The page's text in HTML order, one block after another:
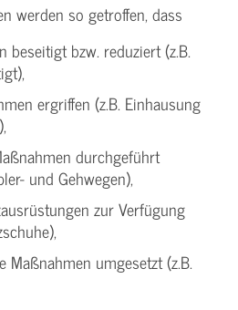
werden so getroffen, dass
beseitigt bzw. reduziert (z.B.
ergriffen (z.B. Einhausung
durchgeführt
und Gehwegen),
zur Verfügung
Maßnahmen umgesetzt (z.B.